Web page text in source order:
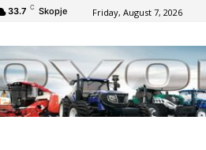
33.7 C Skopje Friday, August 7, 2026